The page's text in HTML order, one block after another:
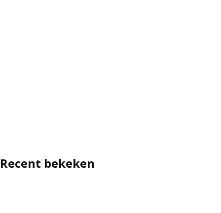
Recent bekeken